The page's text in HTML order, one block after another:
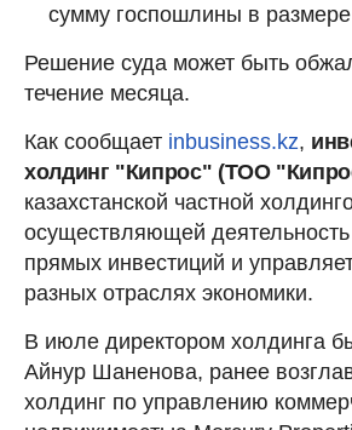
сумму госпошлины в размере
Решение суда может быть
течение месяца.
Как сообщает inbusiness.kz,
холдинг "Кипрос" (ТОО
казахстанской частной
осуществляющей
прямых инвестиций и
разных отраслях экономики.
В июле директором холдинга
Айнур Шаненова, ранее
холдинг по управлению